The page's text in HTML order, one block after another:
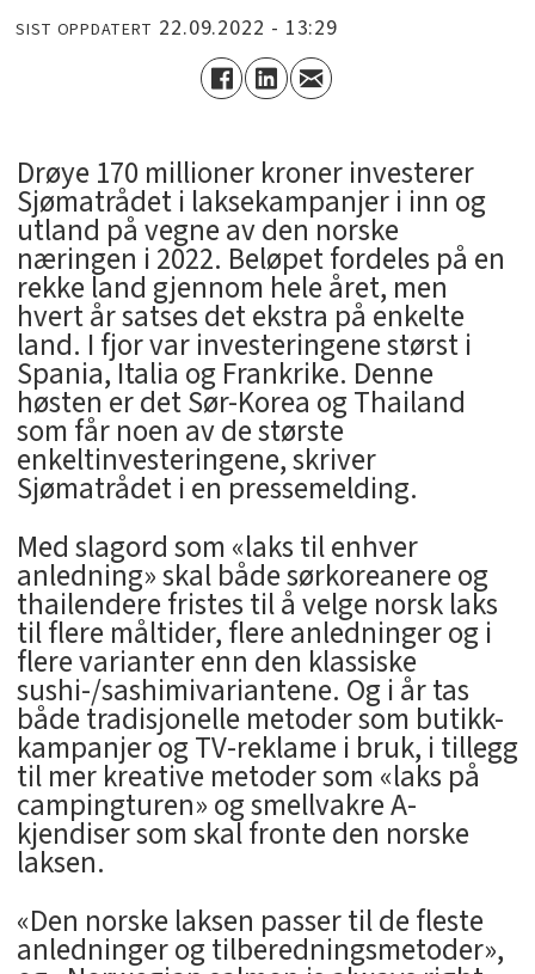
SIST OPPDATERT 22.09.2022 - 13:29
Drøye 170 millioner kroner investerer
Sjømatrådet i laksekampanjer i inn og
utland på vegne av den norske
næringen i 2022. Beløpet fordeles på en
rekke land gjennom hele året, men
hvert år satses det ekstra på enkelte
land. I fjor var investeringene størst i
Spania, Italia og Frankrike. Denne
høsten er det Sør-Korea og Thailand
som får noen av de største
enkeltinvesteringene, skriver
Sjømatrådet i en pressemelding.
Med slagord som «laks til enhver
anledning» skal både sørkoreanere og
thailendere fristes til å velge norsk laks
til flere måltider, flere anledninger og i
flere varianter enn den klassiske
sushi-/sashimivariantene. Og i år tas
både tradisjonelle metoder som butikk-
kampanjer og TV-reklame i bruk, i tillegg
til mer kreative metoder som «laks på
campingturen» og smellvakre A-
kjendiser som skal fronte den norske
laksen.
«Den norske laksen passer til de fleste
anledninger og tilberedningsmetoder»,